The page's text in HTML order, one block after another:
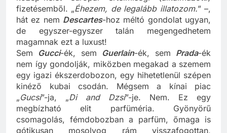
közép-kelet európai értelmiségi (alkalmazotti)
fizetésemből. „Éhezem, de legalább illatozom.” –,
hát ez nemDescartes-hoz méltó gondolat ugyan,
de egyszer-egyszer talán megengedhetem
magamnak ezt a luxust!
SemGucci-ék, semGuerlain-ék, sem Prada-ék
nem így gondolják, miközben megakad a szemem
egy igazi ékszerdobozon, egy hihetetlenül szépen
kinéző kubai csodán. Mégsem a kínai piac
„Gucsi”-ja, „ Di and Dzsi”-je. Nem. Ez egy
megbízható elit parfüméria. Gyönyörű
csomagolás, fémdobozban a parfüm, őmaga is